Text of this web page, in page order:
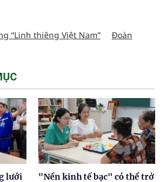
“Linh thiêng Việt Nam” Đoàn
lưới "Nền kinh tế bạc" có thể trở